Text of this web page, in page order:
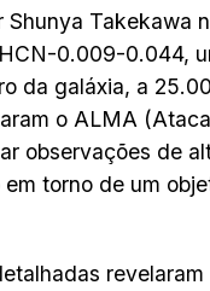
Takekawa
0.009-0.044,
da galáxia, a
o ALMA
observações de
torno de um